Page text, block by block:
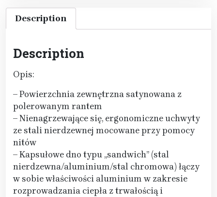
Description
Description
Opis:
– Powierzchnia zewnętrzna satynowana z
polerowanym rantem
– Nienagrzewające się, ergonomiczne uchwyty
ze stali nierdzewnej mocowane przy pomocy
nitów
– Kapsułowe dno typu „sandwich” (stal
nierdzewna/aluminium/stal chromowa) łączy
w sobie właściwości aluminium w zakresie
rozprowadzania ciepła z trwałością i